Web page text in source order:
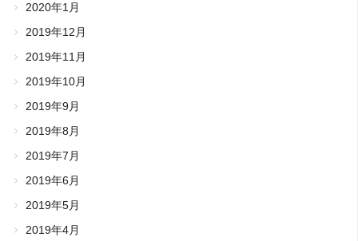
2020年1月
2019年12月
2019年11月
2019年10月
2019年9月
2019年8月
2019年7月
2019年6月
2019年5月
2019年4月